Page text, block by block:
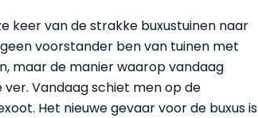
keer van de strakke buxustuinen naar
voorstander ben van tuinen met
maar de manier waarop vandaag
Vandaag schiet men op de
Het nieuwe gevaar voor de buxus is